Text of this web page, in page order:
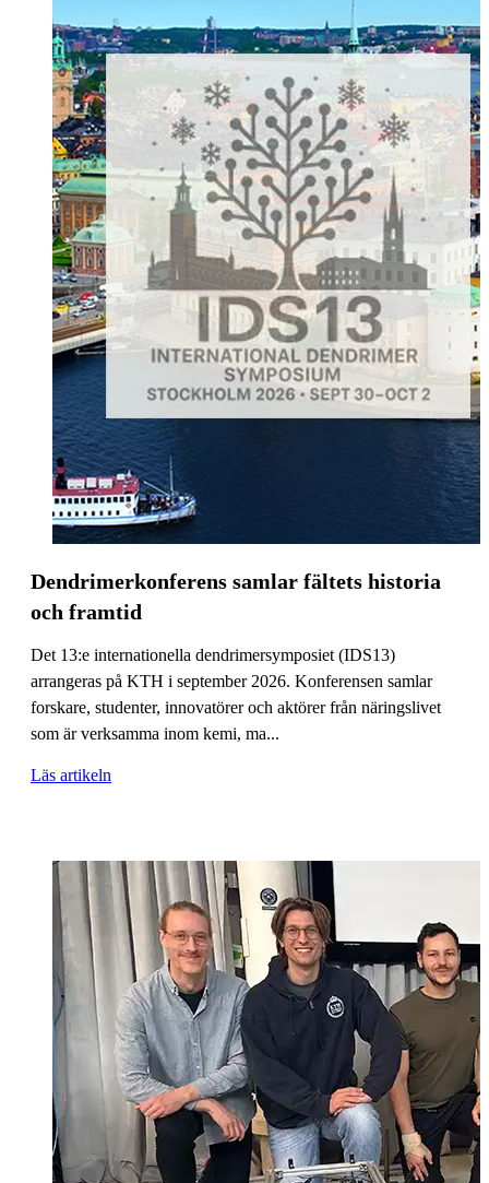
Dendrimerkonferens samlar fältets historia
och framtid
Det 13:e internationella dendrimersymposiet (IDS13)
arrangeras på KTH i september 2026. Konferensen samlar
forskare, studenter, innovatörer och aktörer från näringslivet
som är verksamma inom kemi, ma...
Läs artikeln